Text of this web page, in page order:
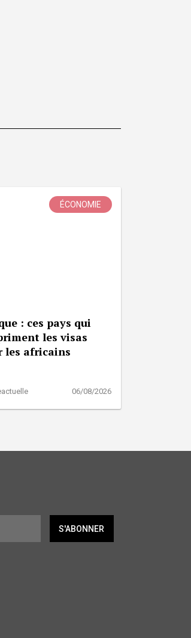
ÉCONOMIE
: ces pays qui
les visas
les africains
06/08/2026
S'ABONNER